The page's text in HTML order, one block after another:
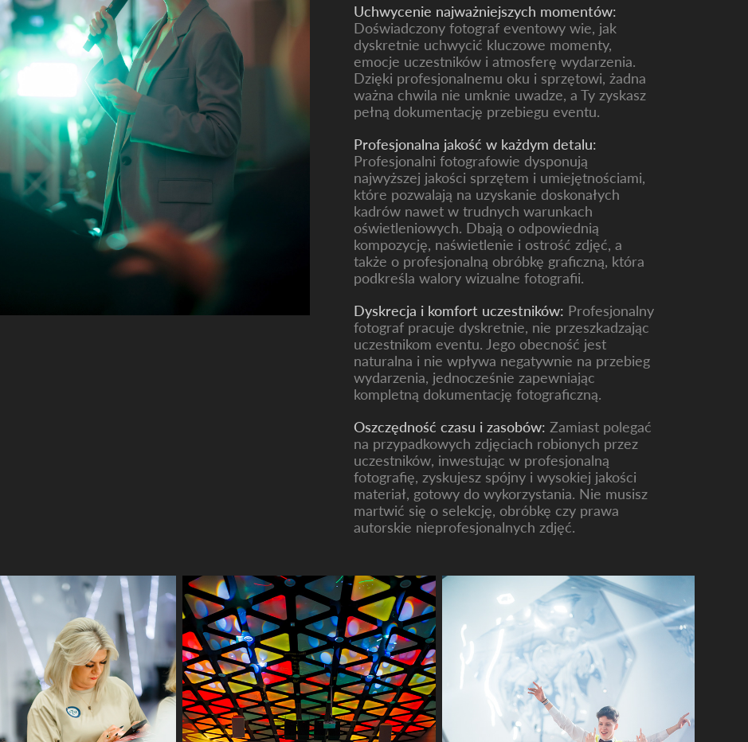
Uchwycenie najważniejszych momentów:
Doświadczony fotograf eventowy wie, jak
dyskretnie uchwycić kluczowe momenty,
emocje uczestników i atmosferę wydarzenia.
Dzięki profesjonalnemu oku i sprzętowi, żadna
ważna chwila nie umknie uwadze, a Ty zyskasz
pełną dokumentację przebiegu eventu.
Profesjonalna jakość w każdym detalu:
Profesjonalni fotografowie dysponują
najwyższej jakości sprzętem i umiejętnościami,
które pozwalają na uzyskanie doskonałych
kadrów nawet w trudnych warunkach
oświetleniowych. Dbają o odpowiednią
kompozycję, naświetlenie i ostrość zdjęć, a
także o profesjonalną obróbkę graficzną, która
podkreśla walory wizualne fotografii.
Dyskrecja i komfort uczestników: Profesjonalny
fotograf pracuje dyskretnie, nie przeszkadzając
uczestnikom eventu. Jego obecność jest
naturalna i nie wpływa negatywnie na przebieg
wydarzenia, jednocześnie zapewniając
kompletną dokumentację fotograficzną.
Oszczędność czasu i zasobów:Zamiast polegać
na przypadkowych zdjęciach robionych przez
uczestników, inwestując w profesjonalną
fotografię, zyskujesz spójny i wysokiej jakości
materiał, gotowy do wykorzystania. Nie musisz
martwić się o selekcję, obróbkę czy prawa
autorskie nieprofesjonalnych zdjęć.